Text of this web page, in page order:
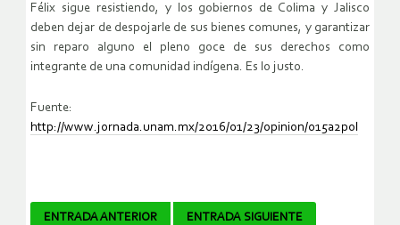
Félix sigue resistiendo, y los gobiernos de Colima y Jalisco
deben dejar de despojarle de sus bienes comunes, y garantizar
sin reparo alguno el pleno goce de sus derechos como
integrante de una comunidad indígena. Es lo justo.
Fuente:
http://www.jornada.unam.mx/2016/01/23/opinion/015a2pol
ENTRADA ANTERIOR ENTRADA SIGUIENTE